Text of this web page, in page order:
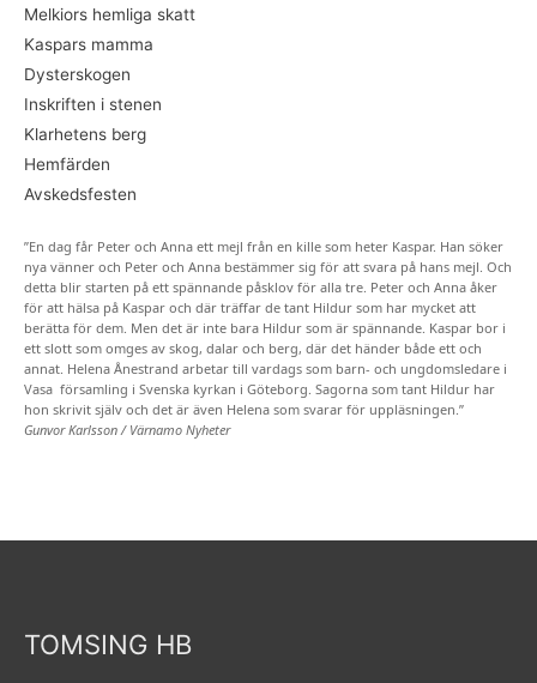
Melkiors hemliga skatt
Kaspars mamma
Dysterskogen
Inskriften i stenen
Klarhetens berg
Hemfärden
Avskedsfesten
”En dag får Peter och Anna ett mejl från en kille som heter Kaspar. Han söker
nya vänner och Peter och Anna bestämmer sig för att svara på hans mejl. Och
detta blir starten på ett spännande påsklov för alla tre. Peter och Anna åker
för att hälsa på Kaspar och där träffar de tant Hildur som har mycket att
berätta för dem. Men det är inte bara Hildur som är spännande. Kaspar bor i
ett slott som omges av skog, dalar och berg, där det händer både ett och
annat. Helena Ånestrand arbetar till vardags som barn- och ungdomsledare i
Vasa församling i Svenska kyrkan i Göteborg. Sagorna som tant Hildur har
hon skrivit själv och det är även Helena som svarar för uppläsningen.”
Gunvor Karlsson / Värnamo Nyheter
TOMSING HB